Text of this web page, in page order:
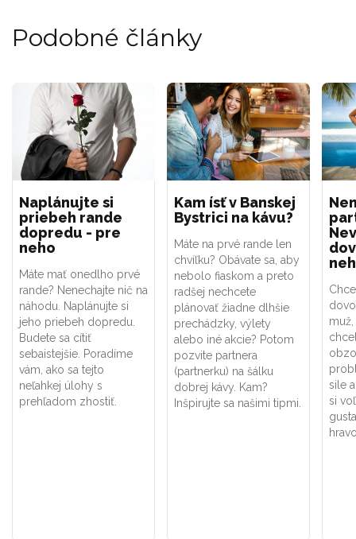
Podobné články
Naplánujte si
priebeh rande
dopredu - pre
neho
Máte mať onedlho prvé
rande? Nenechajte nič na
náhodu. Naplánujte si
jeho priebeh dopredu.
Budete sa cítiť
sebaistejšie. Poradíme
vám, ako sa tejto
neľahkej úlohy s
prehľadom zhostiť.
Kam ísť v Banskej
Bystrici na kávu?
Máte na prvé rande len
chvíľku? Obávate sa, aby
nebolo fiaskom a preto
radšej nechcete
plánovať žiadne dlhšie
prechádzky, výlety
alebo iné akcie? Potom
pozvite partnera
(partnerku) na šálku
dobrej kávy. Kam?
Inšpirujte sa našimi tipmi.
sile
si